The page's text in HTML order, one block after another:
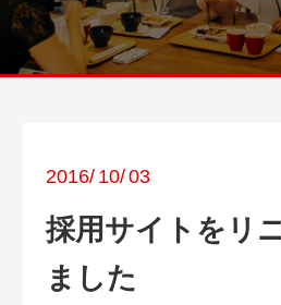
2016/ 10/03
採用サイトをリ
ました